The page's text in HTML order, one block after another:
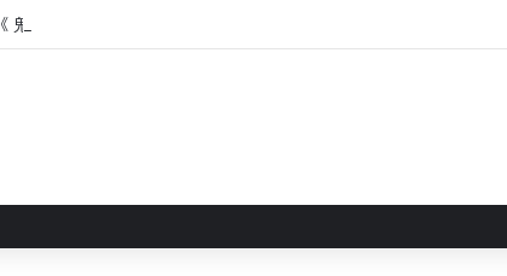
《 鬼武者 劍之道 》 實機試玩報告 源義經將是事件的起源！？